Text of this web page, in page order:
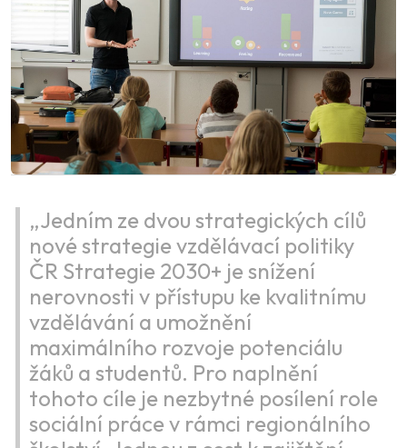
„Jedním ze dvou strategických cílů
nové strategie vzdělávací politiky
ČR Strategie 2030+ je snížení
nerovnosti v přístupu ke kvalitnímu
vzdělávání a umožnění
maximálního rozvoje potenciálu
žáků a studentů. Pro naplnění
tohoto cíle je nezbytné posílení role
sociální práce v rámci regionálního